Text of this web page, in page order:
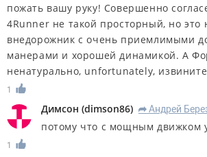
пожать вашу руку! Совершенно
4Runner не такой просторный, но это
внедорожник с очень приемлимыми
манерами и хорошей динамикой. А
ненатурально, unfortunately,
1
Димсон (dimson86) R Андрей
потому что с мощным движком
1